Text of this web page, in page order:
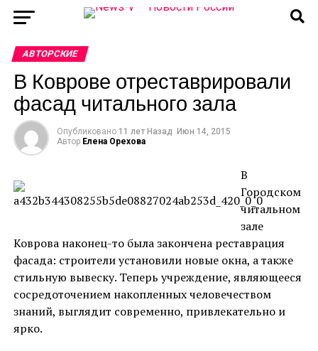
АВТОРСКИЕ
В Коврове отреставрировали
фасад читального зала
Опубликовано 11 лет Назад
Июн 14, 2015
Автор Елена Орехова
В
Городском
читальном
зале
Коврова наконец-то была закончена реставрация
фасада: строители установили новые окна, а также
стильную вывеску. Теперь учреждение, являющееся
сосредоточением накопленных человечеством
знаний, выглядит современно, привлекательно и
ярко.